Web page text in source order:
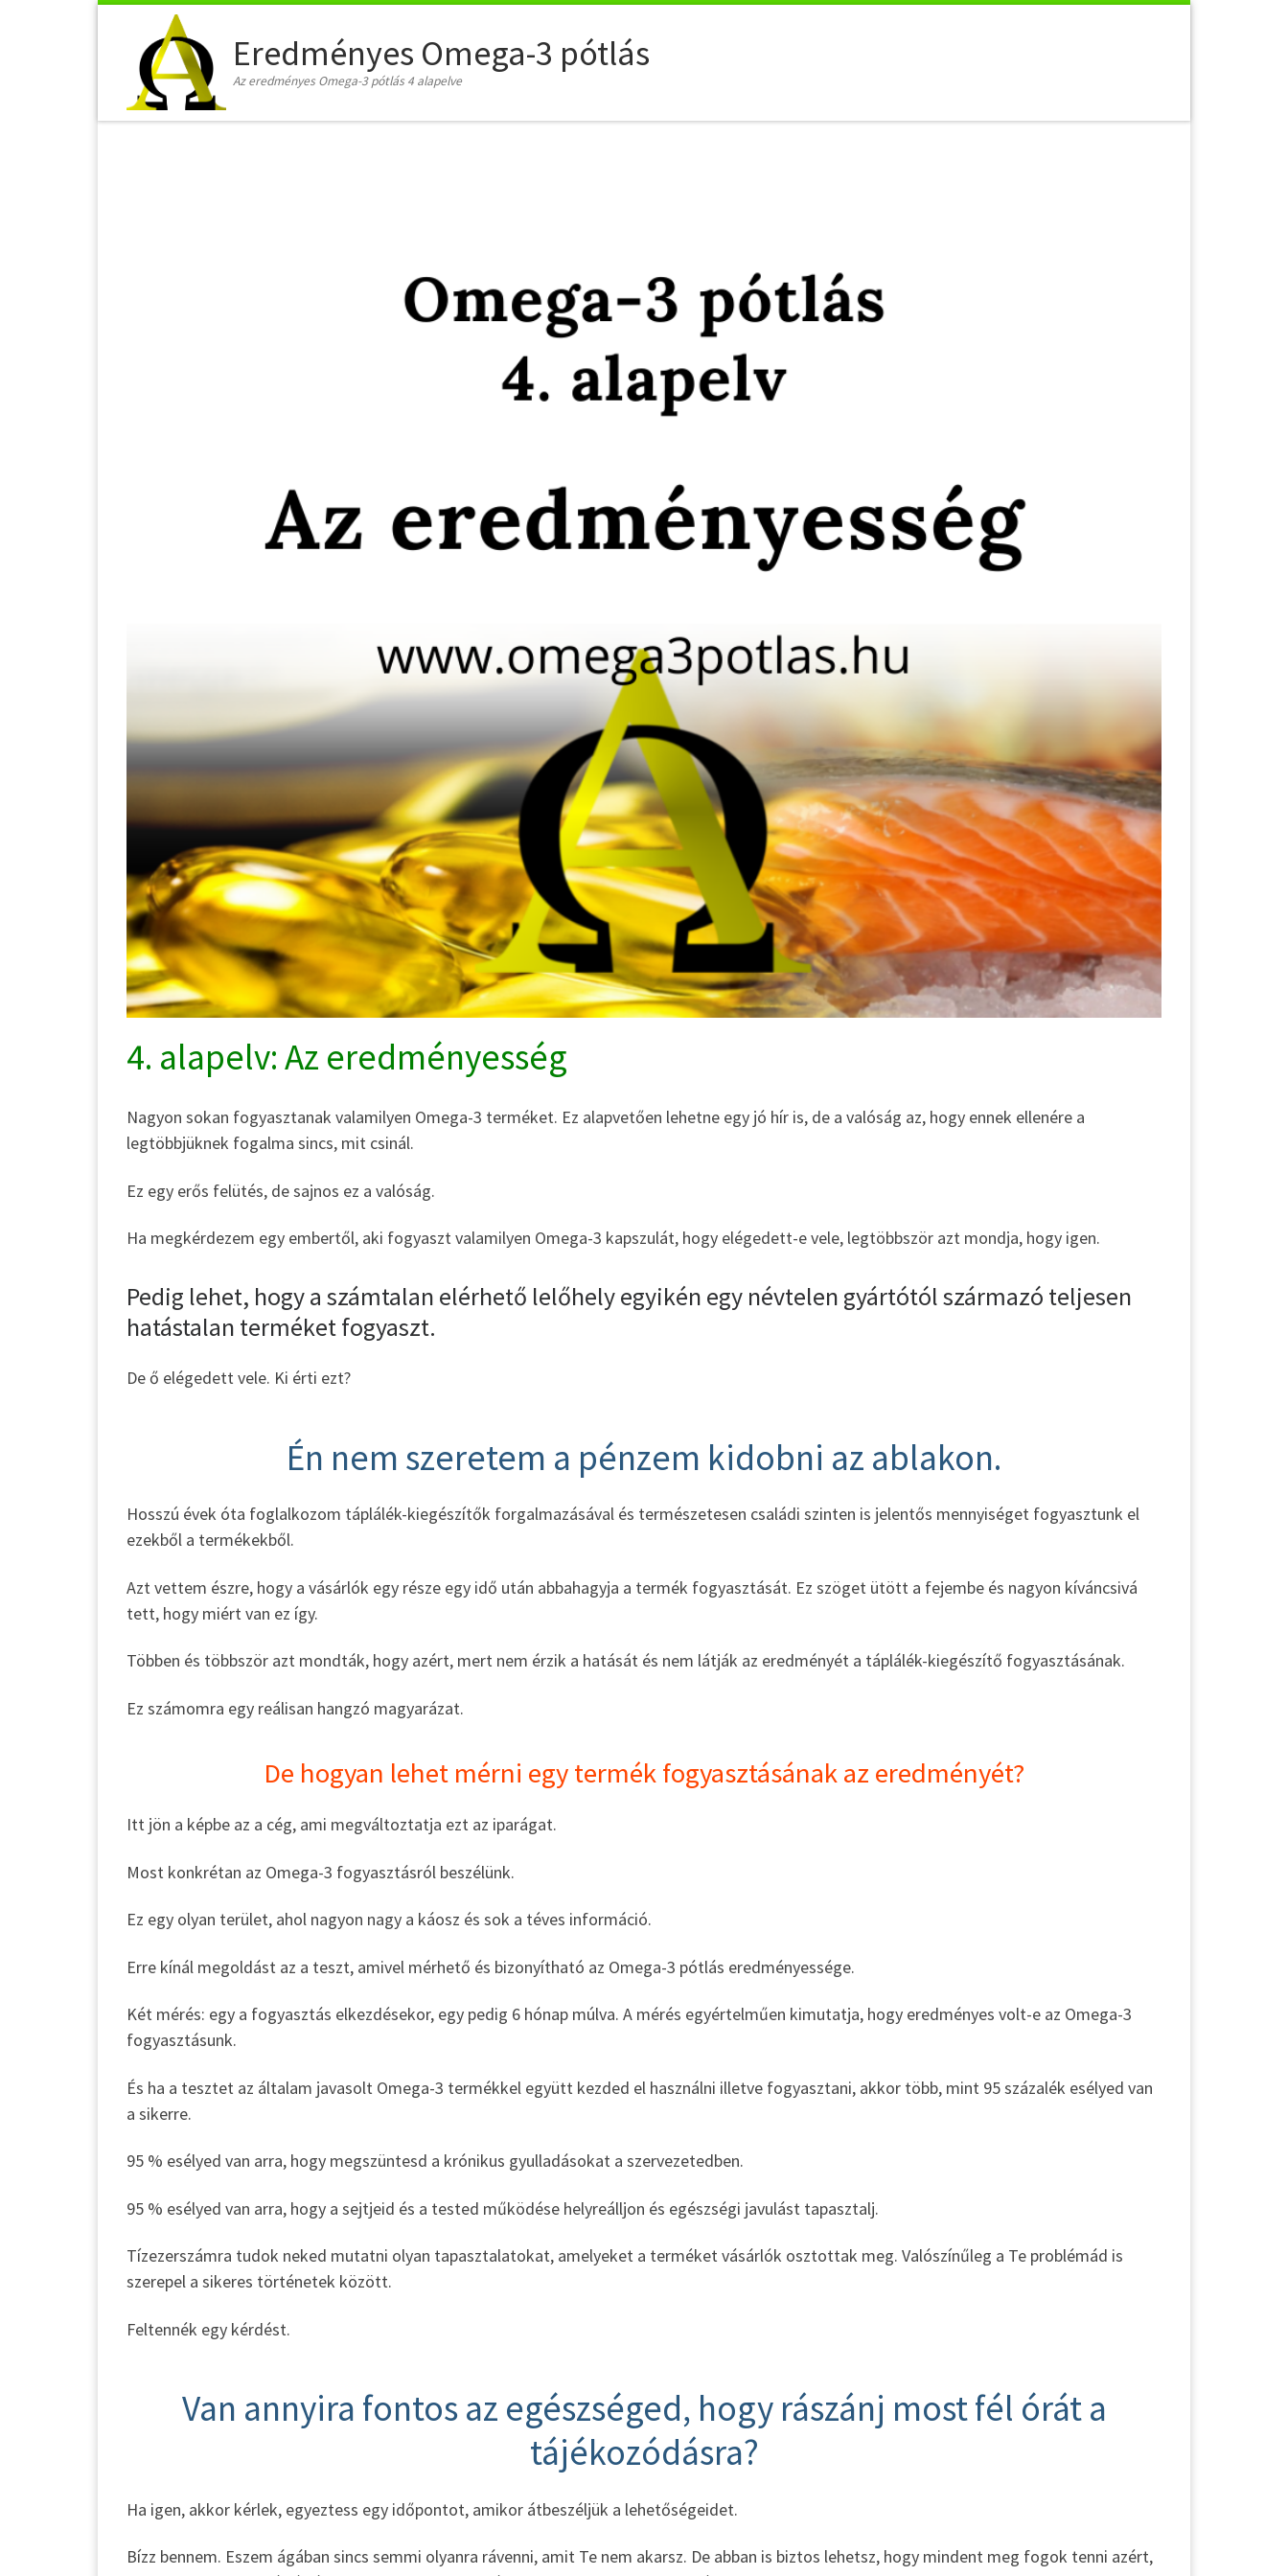
Eredményes Omega-3 pótlás
Az eredményes Omega-3 pótlás 4 alapelve
4. alapelv: Az eredményesség
Nagyon sokan fogyasztanak valamilyen Omega-3 terméket. Ez alapvetően lehetne egy jó hír is, de a valóság az, hogy ennek ellenére a
legtöbbjüknek fogalma sincs, mit csinál.
Ez egy erős felütés, de sajnos ez a valóság.
Ha megkérdezem egy embertől, aki fogyaszt valamilyen Omega-3 kapszulát, hogy elégedett-e vele, legtöbbször azt mondja, hogy igen.
Pedig lehet, hogy a számtalan elérhető lelőhely egyikén egy névtelen gyártótól származó teljesen
hatástalan terméket fogyaszt.
De ő elégedett vele. Ki érti ezt?
Én nem szeretem a pénzem kidobni az ablakon.
Hosszú évek óta foglalkozom táplálék-kiegészítők forgalmazásával és természetesen családi szinten is jelentős mennyiséget fogyasztunk el
ezekből a termékekből.
Azt vettem észre, hogy a vásárlók egy része egy idő után abbahagyja a termék fogyasztását. Ez szöget ütött a fejembe és nagyon kíváncsivá
tett, hogy miért van ez így.
Többen és többször azt mondták, hogy azért, mert nem érzik a hatását és nem látják az eredményét a táplálék-kiegészítő fogyasztásának.
Ez számomra egy reálisan hangzó magyarázat.
De hogyan lehet mérni egy termék fogyasztásának az eredményét?
Itt jön a képbe az a cég, ami megváltoztatja ezt az iparágat.
Most konkrétan az Omega-3 fogyasztásról beszélünk.
Ez egy olyan terület, ahol nagyon nagy a káosz és sok a téves információ.
Erre kínál megoldást az a teszt, amivel mérhető és bizonyítható az Omega-3 pótlás eredményessége.
Két mérés: egy a fogyasztás elkezdésekor, egy pedig 6 hónap múlva. A mérés egyértelműen kimutatja, hogy eredményes volt-e az Omega-3
fogyasztásunk.
És ha a tesztet az általam javasolt Omega-3 termékkel együtt kezded el használni illetve fogyasztani, akkor több, mint 95 százalék esélyed van
a sikerre.
95 % esélyed van arra, hogy megszüntesd a krónikus gyulladásokat a szervezetedben.
95 % esélyed van arra, hogy a sejtjeid és a tested működése helyreálljon és egészségi javulást tapasztalj.
Tízezerszámra tudok neked mutatni olyan tapasztalatokat, amelyeket a terméket vásárlók osztottak meg. Valószínűleg a Te problémád is
szerepel a sikeres történetek között.
Feltennék egy kérdést.
Van annyira fontos az egészséged, hogy rászánj most fél órát a
tájékozódásra?
Ha igen, akkor kérlek, egyeztess egy időpontot, amikor átbeszéljük a lehetőségeidet.
Bízz bennem. Eszem ágában sincs semmi olyanra rávenni, amit Te nem akarsz. De abban is biztos lehetsz, hogy mindent meg fogok tenni azért,